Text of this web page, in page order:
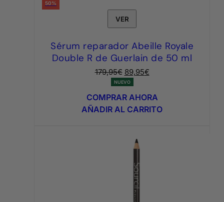
50%
VER
Sérum reparador Abeille Royale
Double R de Guerlain de 50 ml
179,95€ El
precio
original
era:
179,95€.
89,95€El
actual
es:
89,95€.
NUEVO
COMPRAR AHORA
AÑADIR AL CARRITO